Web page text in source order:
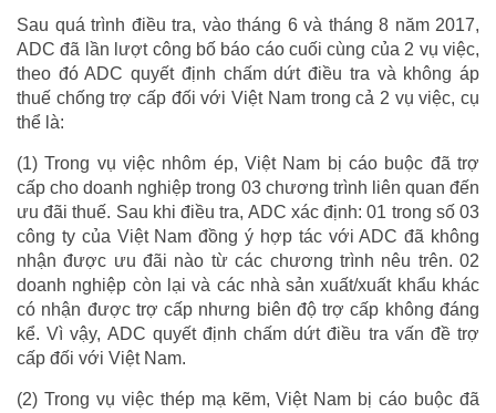
Sau quá trình điều tra, vào tháng 6 và tháng 8 năm 2017,
ADC đã lần lượt công bố báo cáo cuối cùng của 2 vụ việc,
theo đó ADC quyết định chấm dứt điều tra và không áp
thuế chống trợ cấp đối với Việt Nam trong cả 2 vụ việc, cụ
thể là:
(1) Trong vụ việc nhôm ép, Việt Nam bị cáo buộc đã trợ
cấp cho doanh nghiệp trong 03 chương trình liên quan đến
ưu đãi thuế. Sau khi điều tra, ADC xác định: 01 trong số 03
công ty của Việt Nam đồng ý hợp tác với ADC đã không
nhận được ưu đãi nào từ các chương trình nêu trên. 02
doanh nghiệp còn lại và các nhà sản xuất/xuất khẩu khác
có nhận được trợ cấp nhưng biên độ trợ cấp không đáng
kể. Vì vậy, ADC quyết định chấm dứt điều tra vấn đề trợ
cấp đối với Việt Nam.
(2) Trong vụ việc thép mạ kẽm, Việt Nam bị cáo buộc đã